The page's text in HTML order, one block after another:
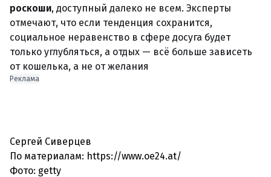
роскоши, доступный далеко не всем. Эксперты
отмечают, что если тенденция сохранится,
социальное неравенство в сфере досуга будет
только углубляться, а отдых — всё больше зависеть
от кошелька, а не от желания
Реклама
Сергей Сиверцев
По материалам: https://www.oe24.at/
Фото: getty